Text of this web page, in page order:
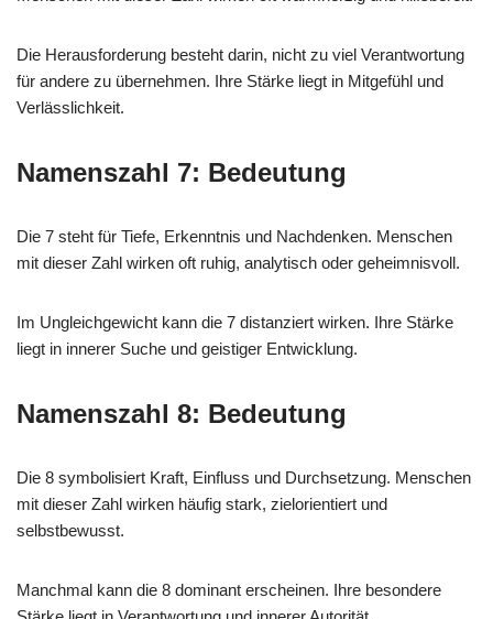
Die Herausforderung besteht darin, nicht zu viel Verantwortung
für andere zu übernehmen. Ihre Stärke liegt in Mitgefühl und
Verlässlichkeit.
Namenszahl 7: Bedeutung
Die 7 steht für Tiefe, Erkenntnis und Nachdenken. Menschen
mit dieser Zahl wirken oft ruhig, analytisch oder geheimnisvoll.
Im Ungleichgewicht kann die 7 distanziert wirken. Ihre Stärke
liegt in innerer Suche und geistiger Entwicklung.
Namenszahl 8: Bedeutung
Die 8 symbolisiert Kraft, Einfluss und Durchsetzung. Menschen
mit dieser Zahl wirken häufig stark, zielorientiert und
selbstbewusst.
Manchmal kann die 8 dominant erscheinen. Ihre besondere